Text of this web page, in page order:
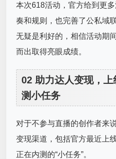
本次618活动，官方给到更
奏和规则，也完善了公私域
无疑是利好的，相信活动期
而出取得亮眼成绩。
02 助力达人变现，上
测小任务
对于不参与直播的创作者来
变现渠道，包括官方最近上
正在内测的“小任务”。